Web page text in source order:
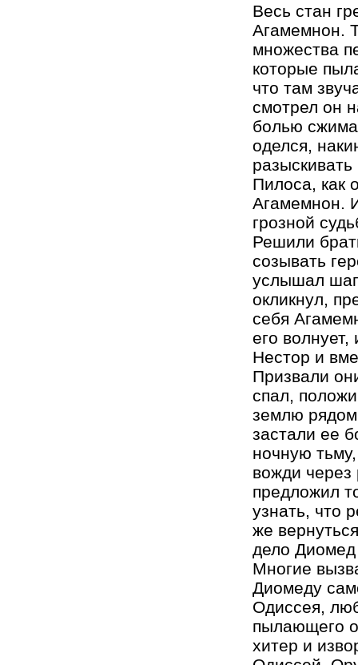
Весь стан
Агамемнон.
множества
которые
что там
смотрел он
болью
оделся,
Пилоса, как
Агамемнон.
грозной
Решили
созывать
услышал
окликнул,
себя
его волнует,
Нестор и
Призвали
спал,
землю
застали ее
ночную
вожди через
предложил
узнать, что
же
дело Диомед
Многие
Диомеду
Одиссея,
пылающего
хитер и